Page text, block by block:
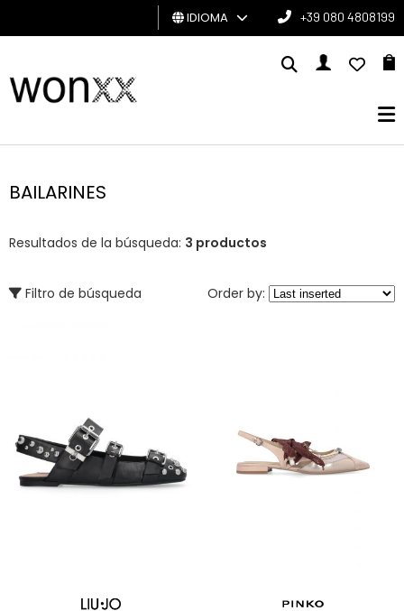
HOMBRE
DE
BRAND
IDIOMA +39 080 4808199
BAILARINES
Resultados de la búsqueda: 3 productos
Filtro de búsqueda Order by: